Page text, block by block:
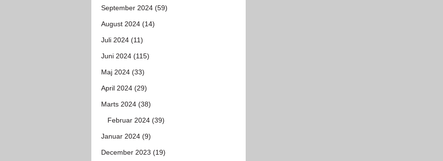
September 2024 (59)
August 2024 (14)
Juli 2024 (11)
Juni 2024 (115)
Maj 2024 (33)
April 2024 (29)
Marts 2024 (38)
Februar 2024 (39)
Januar 2024 (9)
December 2023 (19)